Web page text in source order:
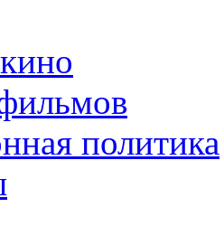
политика